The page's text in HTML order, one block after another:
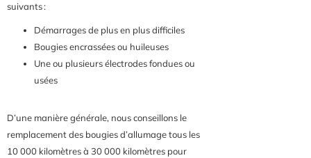
suivants :
Démarrages de plus en plus difficiles
Bougies encrassées ou huileuses
Une ou plusieurs électrodes fondues ou
usées
D’une manière générale, nous conseillons le
remplacement des bougies d’allumage tous les
10 000 kilomètres à 30 000 kilomètres pour